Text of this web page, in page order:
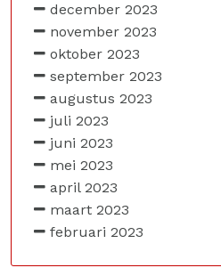
december 2023
november 2023
oktober 2023
september 2023
augustus 2023
juli 2023
juni 2023
mei 2023
april 2023
maart 2023
februari 2023